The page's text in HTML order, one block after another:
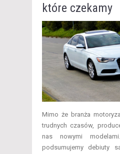
które czekamy
Mimo że branża
trudnych czasów,
nas nowymi
podsumujemy debiuty